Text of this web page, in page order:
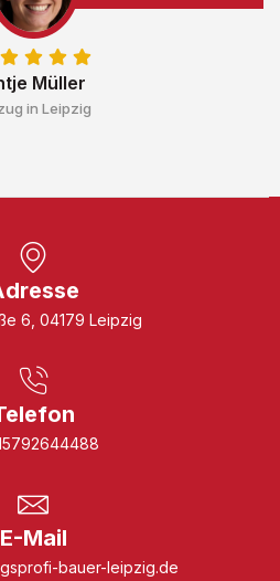
Müller
in Leipzig
6, 04179 Leipzig
E-Mail
bauer-leipzig.de